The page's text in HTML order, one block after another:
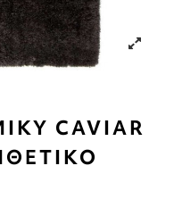
CAVIAR